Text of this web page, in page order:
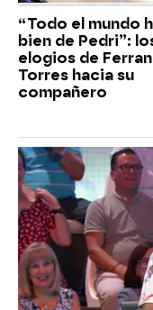
“Todo el mundo
bien de Pedri”:
elogios de Ferran
Torres hacia su
compañero